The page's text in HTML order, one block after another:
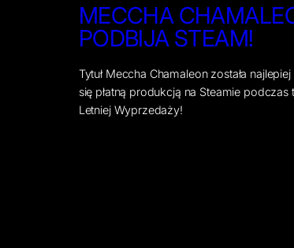
MECCHA
PODBIJA STEAM!
Tytuł Meccha Chamaleon została
się płatną produkcją na Steamie podczas
Letniej Wyprzedaży!